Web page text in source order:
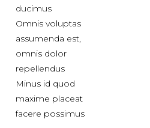
ducimus
Omnis voluptas
assumenda est,
omnis dolor
repellendus
Minus id quod
maxime placeat
facere possimus